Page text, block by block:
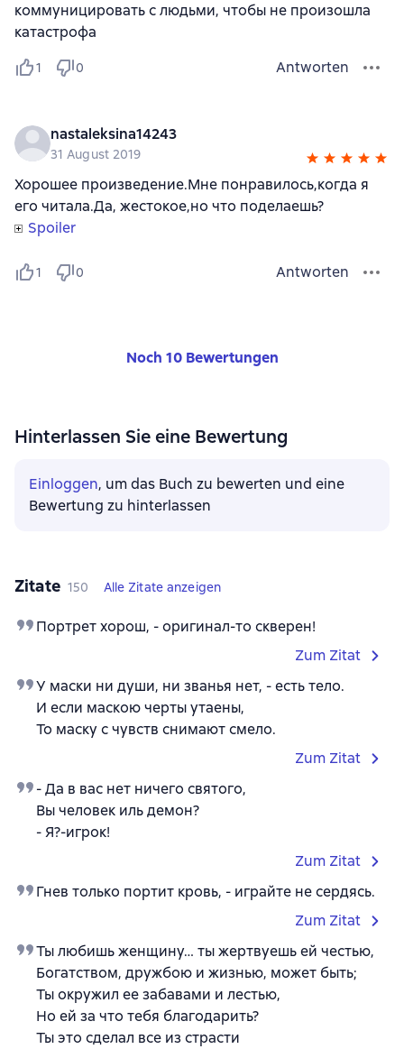
коммуницировать с людьми, чтобы не произошла
катастрофа
1 0 Antworten
nastaleksina14243
31 August 2019
Хорошее произведение.Мне понравилось,когда я
его читала.Да, жестокое,но что поделаешь?
Spoiler
1 0 Antworten
Noch 10 Bewertungen
Hinterlassen Sie eine Bewertung
Einloggen, um das Buch zu bewerten und eine
Bewertung zu hinterlassen
Zitate 150 Alle Zitate anzeigen
Портрет хорош, - оригинал-то скверен!
Zum Zitat
У маски ни души, ни званья нет, - есть тело.
И если маскою черты утаены,
То маску с чувств снимают смело.
Zum Zitat
- Да в вас нет ничего святого,
Вы человек иль демон?
- Я?-игрок!
Zum Zitat
Гнев только портит кровь, - играйте не сердясь.
Zum Zitat
Ты любишь женщину… ты жертвуешь ей честью,
Богатством, дружбою и жизнью, может быть;
Ты окружил ее забавами и лестью,
Но ей за что тебя благодарить?
Ты это сделал все из страсти